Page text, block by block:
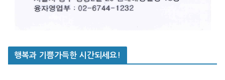
행복과 기쁨가득한 시간되세요!